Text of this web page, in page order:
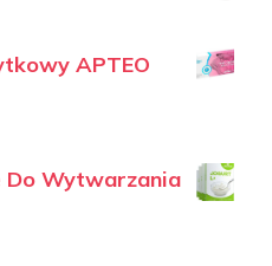
APTEO
Do Wytwarzania